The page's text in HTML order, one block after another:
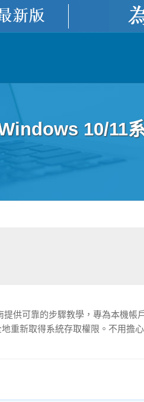
10/11
供可靠的步驟教學，專為本機帳
重新取得系統存取權限。不用擔